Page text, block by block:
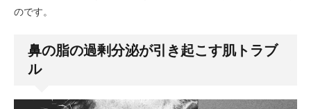
のです。
鼻の脂の過剰分泌が引き起こす肌トラブ
ル